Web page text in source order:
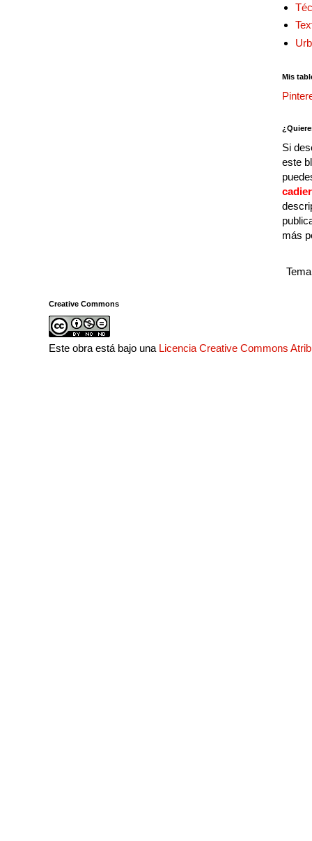
Mis
Si
este
más
Creative Commons
Este obra está bajo una Licencia Creative Commons